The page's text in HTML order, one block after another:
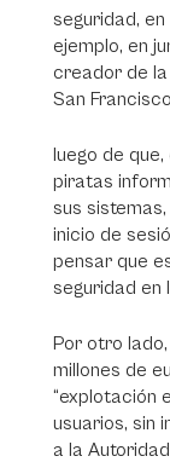
seguridad,
ejemplo, en
creador de
San
luego de
piratas
sus
inicio de
pensar que
seguridad en
Por otro
millones de
“explotación
usuarios, sin
a la